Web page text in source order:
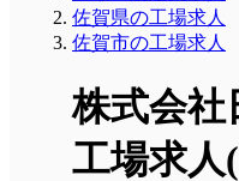
佐賀県の工場求人
佐賀市の工場求人
株式会社
工場求人